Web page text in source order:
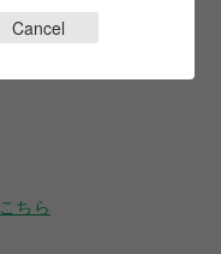
こちら
Cancel